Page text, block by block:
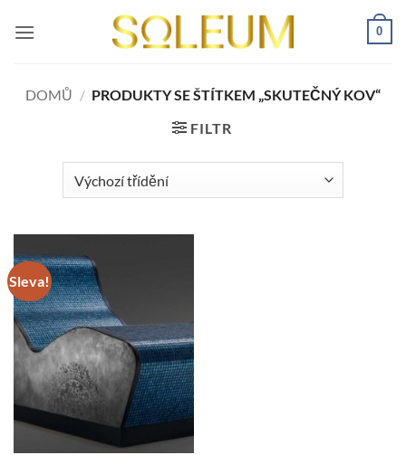
0
DOMŮ / PRODUKTY SE ŠTÍTKEM „SKUTEČNÝ KOV“
FILTR
Sleva!